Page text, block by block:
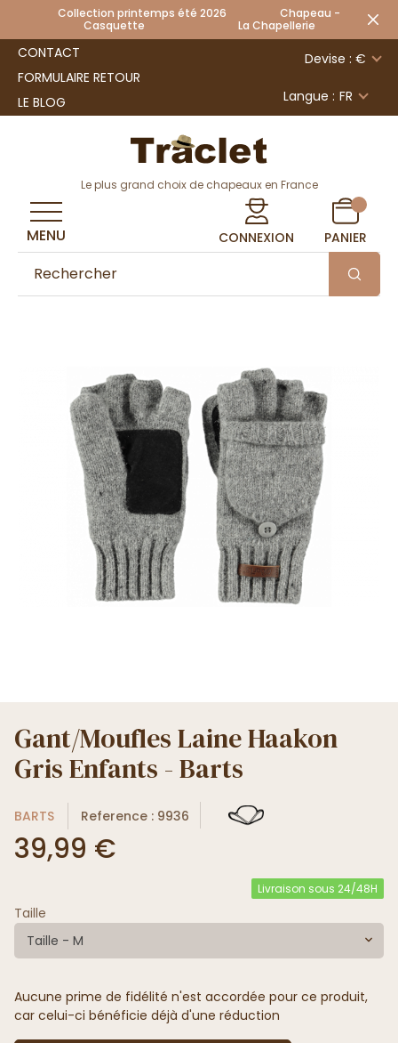
Collection printemps été 2026 Chapeau -
Casquette La Chapellerie
CONTACT
FORMULAIRE RETOUR
LE BLOG
Devise : €
Langue : FR
Le plus grand choix de chapeaux en France
CONNEXION PANIER
MENU
Gant/Moufles Laine Haakon
Gris Enfants - Barts
BARTS Reference : 9936
39,99 €
Livraison sous 24/48H
Taille
Taille - M
Aucune prime de fidélité n'est accordée pour ce produit,
car celui-ci bénéficie déjà d'une réduction